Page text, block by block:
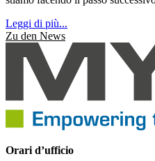
Leggi di più...
Zu den News
Orari d’ufficio